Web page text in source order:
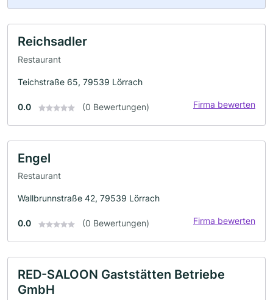
Reichsadler
Restaurant
Teichstraße 65, 79539 Lörrach
0.0 (0 Bewertungen) Firma bewerten
Engel
Restaurant
Wallbrunnstraße 42, 79539 Lörrach
0.0 (0 Bewertungen) Firma bewerten
RED-SALOON Gaststätten Betriebe
GmbH